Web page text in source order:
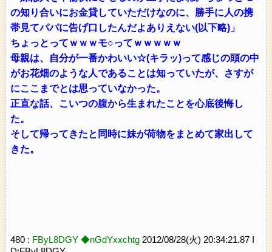
の知り合いにお金貸していただけなのに、勝手に人の携
帯見てパパに告げ口したんだよありえない(以下略)」
ちょっとってｗｗｗモ○ってｗｗｗｗｗ
母親は、自分が一番かわいい☆(キラッ)って感じの頭の中
がお花畑のような人であることは知っていたが、さすが
にここまでとは思っていなかった。
正直な話、こいつの腹から生まれたことを心底後悔し
た。
そして帰ってきたと同時に妹が荷物をまとめて家出して
きた。
480 : FByL8DGY ◆nGdYxxchtg 2012/08/28(火) 20:34:21.87 I